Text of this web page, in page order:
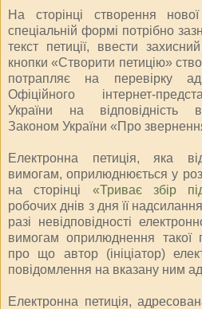
На сторінці створення
спеціальній формі потрібно
текст петиції, ввести
кнопки «Створити петицію»
потрапляє на перевірку
Офіційного інтернет-
України на відповідність
Законом України «Про
Електронна петиція, яка
вимогам, оприлюднюється у
на сторінці «Триває збір
робочих днів з дня її
разі невідповідності
вимогам оприлюднення такої
про що автор (ініціатор)
повідомлення на вказану ним
Електронна петиція,